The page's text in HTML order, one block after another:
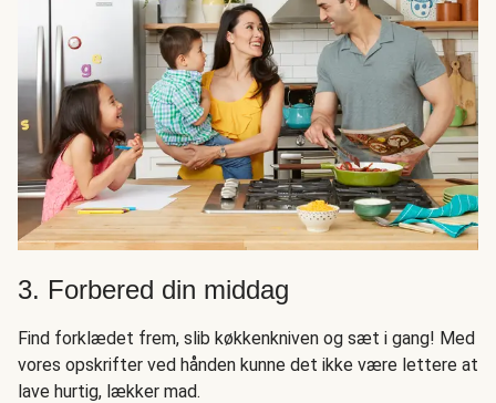
3. Forbered din middag
Find forklædet frem, slib køkkenkniven og sæt i gang! Med
vores opskrifter ved hånden kunne det ikke være lettere at
lave hurtig, lækker mad.